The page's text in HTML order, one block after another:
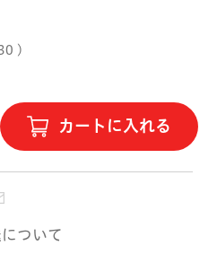
)
カートに入れる
ついて